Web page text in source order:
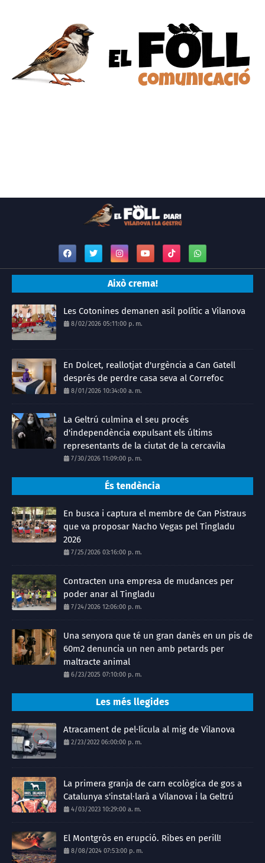
Això crema!
Les Cotonines demanen asil polític a Vilanova
8/02/2026 05:11:00 p. m.
En Dolcet, reallotjat d'urgència a Can Gatell
després de perdre casa seva al Correfoc
8/01/2026 10:34:00 a. m.
La Geltrú culmina el seu procés
d'independència expulsant els últims
representants de la ciutat de la cercavila
7/30/2026 11:09:00 p. m.
És tendència
En busca i captura el membre de Can Pistraus
que va proposar Nacho Vegas pel Tingladu
2026
7/25/2026 03:16:00 p. m.
Contracten una empresa de mudances per
poder anar al Tingladu
7/24/2026 12:06:00 p. m.
Una senyora que té un gran danès en un pis de
60m2 denuncia un nen amb petards per
maltracte animal
6/23/2025 07:10:00 p. m.
Les més llegides
Atracament de pel·lícula al mig de Vilanova
2/23/2022 06:00:00 p. m.
La primera granja de carn ecològica de gos a
Catalunya s'instal·larà a Vilanova i la Geltrú
4/03/2023 10:29:00 a. m.
El Montgròs en erupció. Ribes en perill!
8/08/2024 07:53:00 p. m.